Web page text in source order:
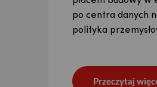
odniesieniu do
nasz raport o
Przeczytaj
po centra danych
polityka
Przeczytaj
Przeczytaj
Przeczytaj
Iranem
skłaniając nas do
Przeczytaj
odniesieniu do
nasz raport o
Przeczytaj
po centra danych
polityka
Przeczytaj